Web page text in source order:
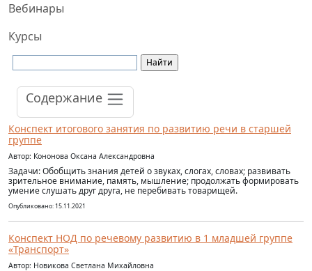
Вебинары
Курсы
Содержание
Конспект итогового занятия по развитию речи в старшей
группе
Автор: Кононова Оксана Александровна
​​​​​​​Задачи: Обобщить знания детей о звуках, слогах, словах; развивать
зрительное внимание, память, мышление; продолжать формировать
умение слушать друг друга, не перебивать товарищей.
Опубликовано: 15.11.2021
Конспект НОД по речевому развитию в 1 младшей группе
«Транспорт»
Автор: Новикова Светлана Михайловна